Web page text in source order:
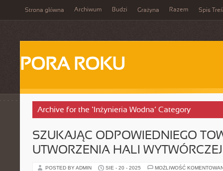
Strona główna Archiwum Budzi Grażyna Razem Spis
PORA ROKU
Archive for the ‘Inżynieria Wodna’ Category
SZUKAJĄC ODPOWIEDNIEGO
UTWORZENIA HALI WYTWÓRCZEJ
POSTED BY ADMIN SIE - 20 - 2025 MOŻLIWOŚĆ